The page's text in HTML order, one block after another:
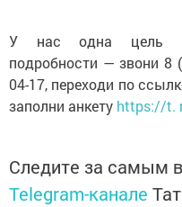
У нас одна цель
подробности — звони 8
04-17, переходи по
заполни анкету https://t.
Следите за самым
Telegram-канале